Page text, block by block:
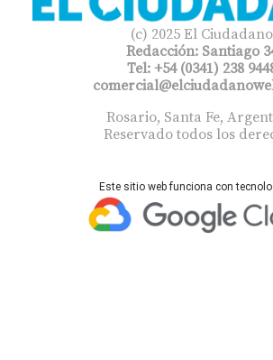
(c) 2025 El Ciudadano
Redacción: Santiago
Tel: +54 (0341) 238
Rosario, Santa Fe,
Reservado todos los
Este sitio web funciona con